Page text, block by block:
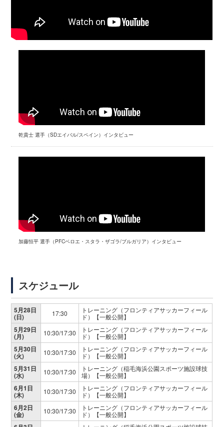
乾貴士 選手（SDエイバル/スペイン）インタビュー
加藤恒平 選手（PFCベロエ・スタラ・ザゴラ/ブルガリア）インタビュー
スケジュール
5月28日
(日) 17:30
トレーニング（フロンティアサッカーフィール
ド）【一般公開】
5月29日
(月) 10:30/17:30
トレーニング（フロンティアサッカーフィール
ド）【一般公開】
5月30日
(火) 10:30/17:30
トレーニング（フロンティアサッカーフィール
ド）【一般公開】
5月31日
(水) 10:30/17:30
トレーニング（稲毛海浜公園スポーツ施設球技
場）【一般公開】
6月1日
(木) 10:30/17:30
トレーニング（フロンティアサッカーフィール
ド）【一般公開】
6月2日
(金) 10:30/17:30
トレーニング（フロンティアサッカーフィール
ド）【一般公開】